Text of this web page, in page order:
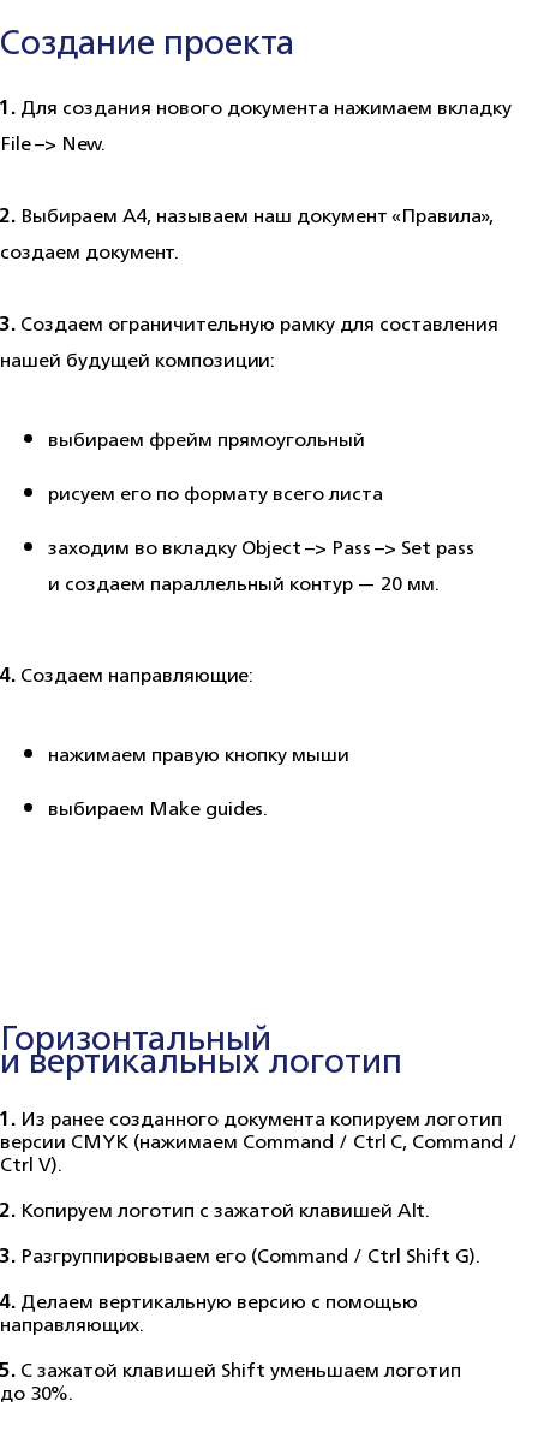
Создание проекта
1.Для создания нового документа нажимаем вкладку
File –> New.
2. Выбираем А4, называем наш документ «Правила»,
создаем документ.
3.Создаем ограничительную рамку для составления
нашей будущей композиции:
выбираем фрейм прямоугольный
рисуем его по формату всего листа
заходим во вкладку Object –> Pass –> Set pass
и создаем параллельный контур — 20 мм.
4.Создаем направляющие:
нажимаем правую кнопку мыши
выбираем Make guides.
Горизонтальный
и вертикальных логотип
1. Из ранее созданного документа копируем логотип
версии CMYK (нажимаем Command / Ctrl C, Command /
Ctrl V).
2. Копируем логотип с зажатой клавишей Alt.
3. Разгруппировываем его (Command / Ctrl Shift G).
4.Делаем вертикальную версию с помощью
направляющих.
5.С зажатой клавишей Shift уменьшаем логотип
до 30%.